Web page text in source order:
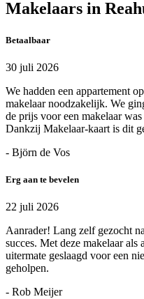
Makelaars in
Betaalbaar
30 juli 2026
We hadden een appartement
makelaar noodzakelijk. We
de prijs voor een makelaar
Dankzij Makelaar-kaart is dit
- Björn de Vos
Erg aan te bevelen
22 juli 2026
Aanrader! Lang zelf gezocht
succes. Met deze makelaar
uitermate geslaagd voor een
geholpen.
- Rob Meijer